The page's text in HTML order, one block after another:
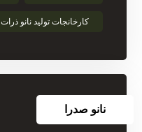
کارخانجات تولید نانو ذرات
نانو صدرا